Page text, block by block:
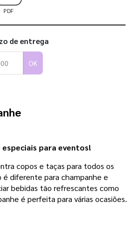
PDF
de entrega
OK
especiais para eventos!
copos e taças para todos os
é diferente para champanhe e
bebidas tão refrescantes como
é perfeita para várias ocasiões.